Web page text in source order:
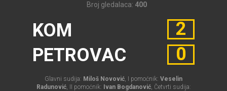
Broj gledalaca: 400
KOM
PETROVAC
2
0
Glavni sudija: Miloš Novović, I pomoćnik: Veselin
Radunović, II pomoćnik: Ivan Bogdanović, Četvrti sudija: